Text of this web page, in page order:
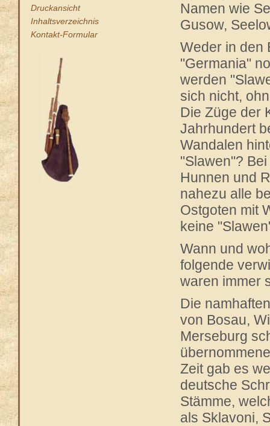
Druckansicht
Inhaltsverzeichnis
Kontakt-Formular
Namen wie
Gusow,
Weder in den
"Germania"
werden
sich nicht,
Die Züge der
Jahrhundert
Wandalen
"Slawen"?
Hunnen und
nahezu alle
Ostgoten mit
keine
Wann und
folgende
waren immer
Die
von Bosau,
Merseburg
Zeit gab es
deutsche
Stämme,
als Sklavoni,